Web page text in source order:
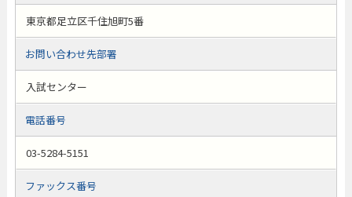
東京都足立区千住旭町5番
お問い合わせ先部署
入試センター
電話番号
03-5284-5151
ファックス番号